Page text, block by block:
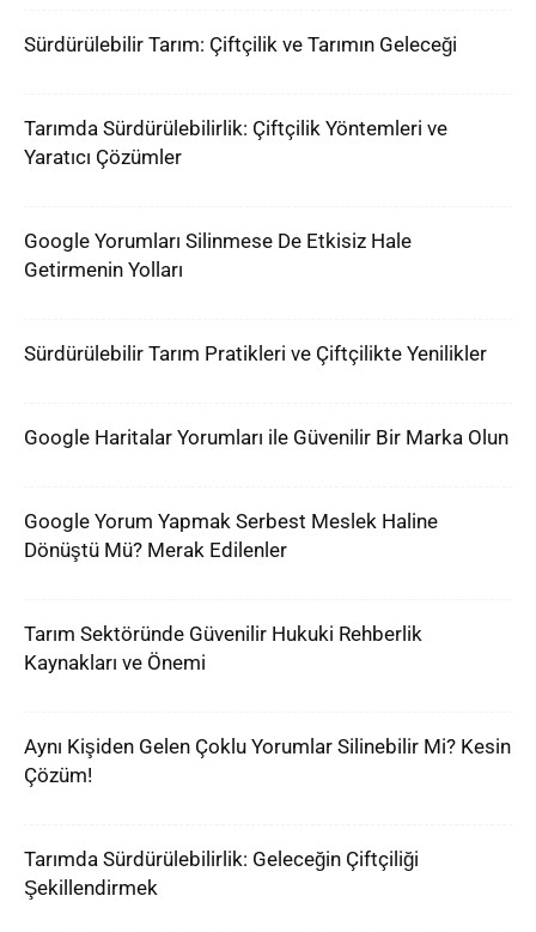
Sürdürülebilir Tarım: Çiftçilik ve Tarımın Geleceği
Tarımda Sürdürülebilirlik: Çiftçilik Yöntemleri ve
Yaratıcı Çözümler
Google Yorumları Silinmese De Etkisiz Hale
Getirmenin Yolları
Sürdürülebilir Tarım Pratikleri ve Çiftçilikte Yenilikler
Google Haritalar Yorumları ile Güvenilir Bir Marka Olun
Google Yorum Yapmak Serbest Meslek Haline
Dönüştü Mü? Merak Edilenler
Tarım Sektöründe Güvenilir Hukuki Rehberlik
Kaynakları ve Önemi
Aynı Kişiden Gelen Çoklu Yorumlar Silinebilir Mi? Kesin
Çözüm!
Tarımda Sürdürülebilirlik: Geleceğin Çiftçiliği
Şekillendirmek